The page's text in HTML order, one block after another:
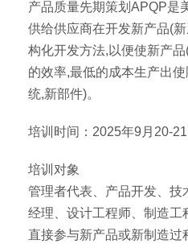
产品质量先期策划APQP是
供给供应商在开发新产品(
构化开发方法,以便使新产
的效率,最低的成本生产出
统,新部件)。
培训时间：2025年9月20-21
培训对象
管理者代表、产品开发、技
经理、设计工程师、制造工
直接参与新产品或新制造过